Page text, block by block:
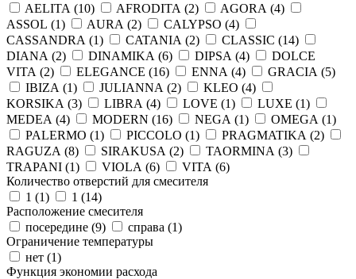
AELITA (10) AFRODITA (2) AGORA (4)
ASSOL (1) AURA (2) CALYPSO (4)
CASSANDRA (1) CATANIA (2) CLASSIC (14)
DIANA (2) DINAMIKA (6) DIPSA (4)
DOLCE
VITA (2) ELEGANCE (16) ENNA (4) GRACIA (5)
IBIZA (1) JULIANNA (2) KLEO (4)
KORSIKA (3) LIBRA (4) LOVE (1) LUXE (1)
MEDEA (4) MODERN (16) NEGA (1) OMEGA (1)
PALERMO (1) PICCOLO (1) PRAGMATIKA (2)
RAGUZA (8) SIRAKUSA (2) TAORMINA (3)
TRAPANI (1) VIOLA (6) VITA (6)
Количество отверстий для смесителя
1 (1) 1 (14)
Расположение смесителя
посередине (9) справа (1)
Ограничение температуры
нет (1)
Функция экономии расхода